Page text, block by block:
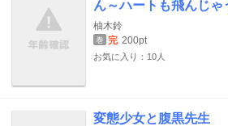
ん～ハートも飛んじ
柚木鈴
巻 完 200pt
お気に入り：10人
変態少女と腹黒先生